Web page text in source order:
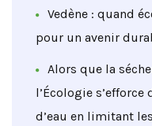
Vedène : quand
pour un avenir
Alors que la
l’Écologie s’efforce
d’eau en limitant